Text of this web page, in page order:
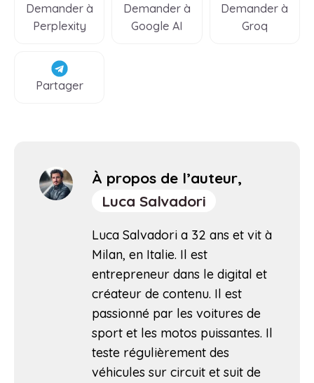
Demander à
Perplexity
Demander à
Google AI
Demander à
Groq
Partager
À propos de l’auteur,
Luca Salvadori
Luca Salvadori a 32 ans et vit à
Milan, en Italie. Il est
entrepreneur dans le digital et
créateur de contenu. Il est
passionné par les voitures de
sport et les motos puissantes. Il
teste régulièrement des
véhicules sur circuit et suit de